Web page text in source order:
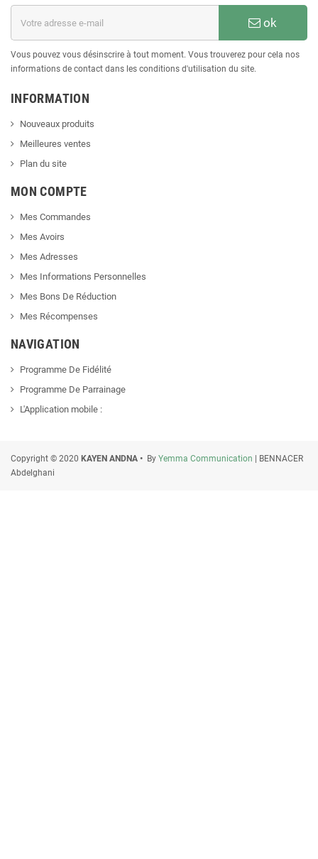
ok
Vous pouvez vous désinscrire à tout moment. Vous trouverez pour cela nos
informations de contact dans les conditions d'utilisation du site.
INFORMATION
Nouveaux produits
Meilleures ventes
Plan du site
MON COMPTE
Mes Commandes
Mes Avoirs
Mes Adresses
Mes Informations Personnelles
Mes Bons De Réduction
Mes Récompenses
NAVIGATION
Programme De Fidélité
Programme De Parrainage
L'Application mobile :
Copyright © 2020 KAYEN ANDNA • By Yemma Communication | BENNACER
Abdelghani